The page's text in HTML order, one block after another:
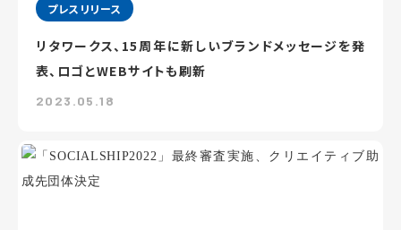
プレスリリース
リタワークス、15周年に新しいブランドメッセージを発
表、ロゴとWEBサイトも刷新
2023.05.18